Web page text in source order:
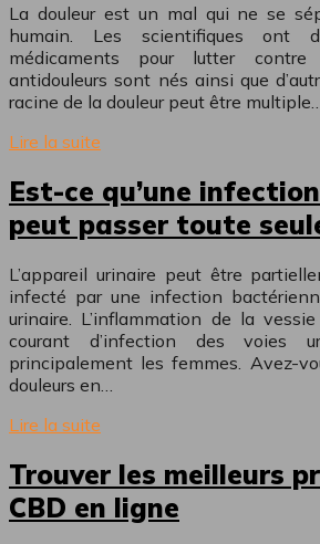
La douleur est un mal qui ne se
humain. Les scientifiques ont
médicaments pour lutter
antidouleurs sont nés ainsi que
racine de la douleur peut être
Lire la suite
Est-ce qu’une
peut passer toute
L’appareil urinaire peut être
infecté par une infection
urinaire. L’inflammation de la
courant d’infection des voies
principalement les femmes. Avez-
douleurs en…
Lire la suite
Trouver les meilleurs
CBD en ligne